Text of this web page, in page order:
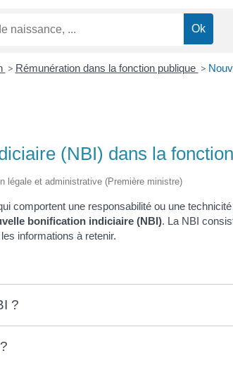
> Rémunération dans la fonction publique >
(NBI) dans la
légale et administrative (Première ministre)
comportent une responsabilité ou une
bonification indiciaire (NBI). La NBI
informations à retenir.
?